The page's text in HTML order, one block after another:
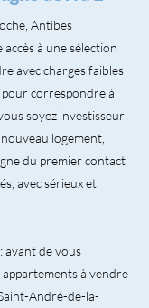
Antibes
à une sélection
avec charges faibles
correspondre à
soyez investisseur
logement,
du premier contact
avec sérieux et
de vous
à vendre
André-de-la-